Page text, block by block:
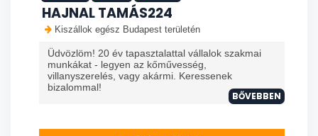
HAJNAL TAMÁS224
Kiszállok egész Budapest területén
Üdvözlöm! 20 év tapasztalattal vállalok szakmai
munkákat - legyen az kőművesség,
villanyszerelés, vagy akármi. Keressenek
bizalommal!
BŐVEBBEN